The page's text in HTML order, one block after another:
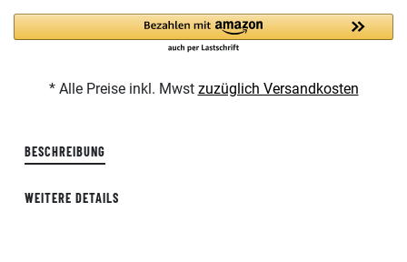
* Alle Preise inkl. Mwst zuzüglich Versandkosten
BESCHREIBUNG
WEITERE DETAILS